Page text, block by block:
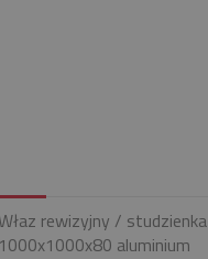
rewizyjny / studzienka
1000x1000x80 aluminium